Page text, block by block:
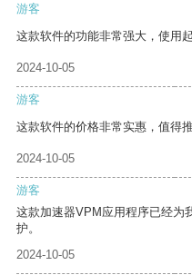
游客
这款软件的功能非常强大，使用
2024-10-05
游客
这款软件的价格非常实惠，值得推
2024-10-05
游客
这款加速器VPM应用程序已经为
护。
2024-10-05